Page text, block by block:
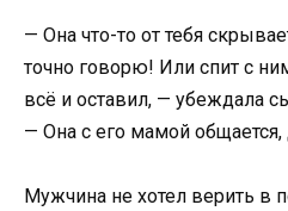
— Она что-то от тебя
точно говорю! Или спит с
всё и оставил, — убеждала
— Она с его мамой
Мужчина не хотел верить в